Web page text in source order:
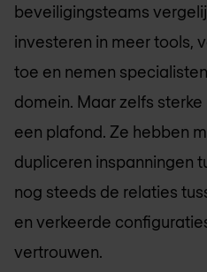
beveiligingsteams
investeren in meer tools,
toe en nemen
domein. Maar zelfs
een plafond. Ze hebben
dupliceren inspanningen
nog steeds de relaties
en verkeerde
vertrouwen.